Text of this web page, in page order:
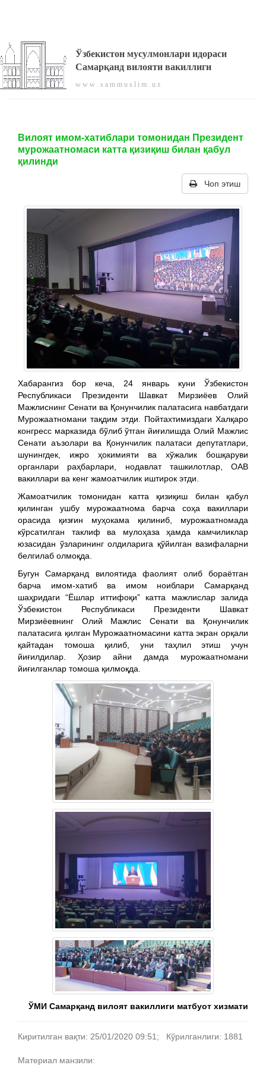
Ўзбекистон мусулмонлари идораси
Самарқанд вилояти вакиллиги
w w w . s a m m u s l i m . u z
Вилоят имом-хатиблари томонидан Президент
мурожаатномаси катта қизиқиш билан қабул
қилинди
Чоп этиш
Хабарангиз бор кеча, 24 январь куни Ўзбекистон
Республикаси Президенти Шавкат Мирзиёев Олий
Мажлиснинг Сенати ва Қонунчилик палатасига навбатдаги
Мурожаатномани тақдим этди. Пойтахтимиздаги Халқаро
конгресс марказида бўлиб ўтган йиғилишда Олий Мажлис
Сенати аъзолари ва Қонунчилик палатаси депутатлари,
шунингдек, ижро ҳокимияти ва хўжалик бошқаруви
органлари раҳбарлари, нодавлат ташкилотлар, ОАВ
вакиллари ва кенг жамоатчилик иштирок этди.
Жамоатчилик томонидан катта қизиқиш билан қабул
қилинган ушбу мурожаатнома барча соҳа вакиллари
орасида қизғин муҳокама қилиниб, мурожаатномада
кўрсатилган таклиф ва мулоҳаза ҳамда камчиликлар
юзасидан ўзларининг олдиларига қўйилган вазифаларни
белгилаб олмоқда.
Бугун Самарқанд вилоятида фаолият олиб бораётган
барча имом-хатиб ва имом ноиблари Самарқанд
шаҳридаги “Ёшлар иттифоқи” катта мажлислар залида
Ўзбекистон Республикаси Президенти Шавкат
Мирзиёевнинг Олий Мажлис Сенати ва Қонунчилик
палатасига қилган Мурожаатномасини катта экран орқали
қайтадан томоша қилиб, уни таҳлил этиш учун
йиғилдилар. Ҳозир айни дамда мурожаатномани
йиғилганлар томоша қилмоқда.
ЎМИ Самарқанд вилоят вакиллиги матбуот хизмати
Киритилган вақти: 25/01/2020 09:51; Кўрилганлиги: 1881
Материал манзили: